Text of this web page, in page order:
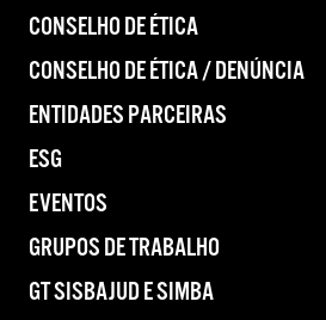
CONSELHO DE ÉTICA
CONSELHO DE ÉTICA / DENÚNCIA
ENTIDADES PARCEIRAS
ESG
EVENTOS
GRUPOS DE TRABALHO
GT SISBAJUD E SIMBA